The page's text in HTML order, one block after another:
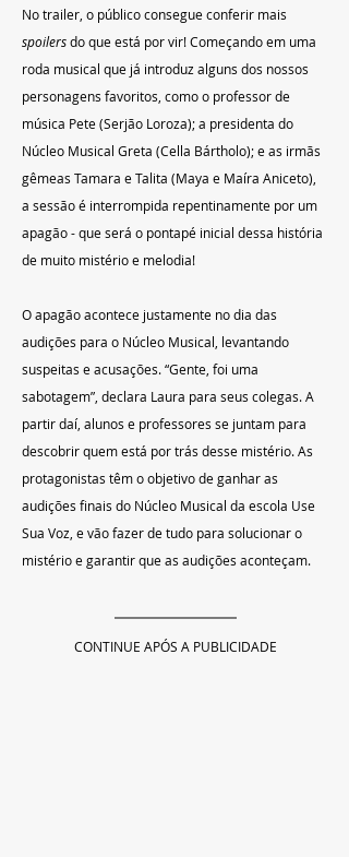
No trailer, o público consegue conferir mais
spoilers do que está por vir! Começando em uma
roda musical que já introduz alguns dos nossos
personagens favoritos, como o professor de
música Pete (Serjão Loroza); a presidenta do
Núcleo Musical Greta (Cella Bártholo); e as irmãs
gêmeas Tamara e Talita (Maya e Maíra Aniceto),
a sessão é interrompida repentinamente por um
apagão - que será o pontapé inicial dessa história
de muito mistério e melodia!
O apagão acontece justamente no dia das
audições para o Núcleo Musical, levantando
suspeitas e acusações. “Gente, foi uma
sabotagem”, declara Laura para seus colegas. A
partir daí, alunos e professores se juntam para
descobrir quem está por trás desse mistério. As
protagonistas têm o objetivo de ganhar as
audições finais do Núcleo Musical da escola Use
Sua Voz, e vão fazer de tudo para solucionar o
mistério e garantir que as audições aconteçam.
CONTINUE APÓS A PUBLICIDADE